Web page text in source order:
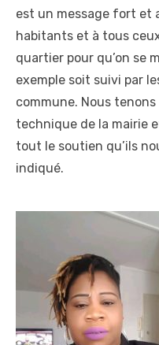
est un message fort et
habitants et à tous
quartier pour qu’on se
exemple soit suivi par
commune. Nous
technique de la mairie
tout le soutien qu’ils
indiqué.